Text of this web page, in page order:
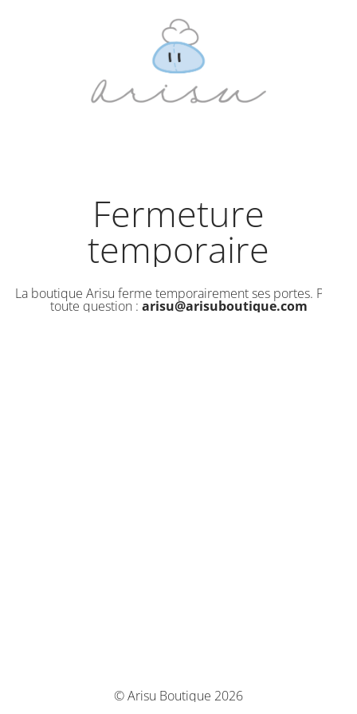
Fermeture
temporaire
La boutique Arisu ferme temporairement ses portes. Pour
toute question : arisu@arisuboutique.com
© Arisu Boutique 2026